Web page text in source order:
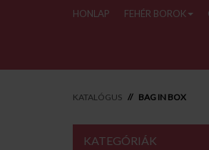
HONLAP FEHÉR BOROK
KATALÓGUS BAG IN BOX
KATEGÓRIÁK